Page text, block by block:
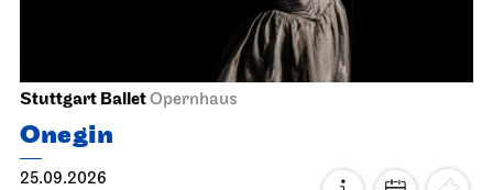
Stuttgart BalletOpernhaus
Onegin
25.09.2026